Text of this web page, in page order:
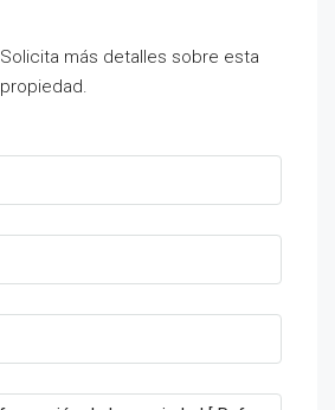
Solicita más detalles sobre esta
propiedad.